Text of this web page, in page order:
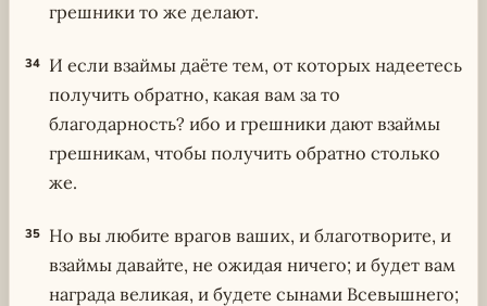
грешники то же делают.
34 И если взаймы даёте тем, от которых надеетесь
получить обратно, какая вам за то
благодарность? ибо и грешники дают взаймы
грешникам, чтобы получить обратно столько
же.
35 Но вы любите врагов ваших, и благотворите, и
взаймы давайте, не ожидая ничего; и будет вам
награда великая, и будете сынами Всевышнего;